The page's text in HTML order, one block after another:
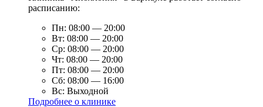
расписанию:
Пн: 08:00 — 20:00
Вт: 08:00 — 20:00
Ср: 08:00 — 20:00
Чт: 08:00 — 20:00
Пт: 08:00 — 20:00
Сб: 08:00 — 16:00
Вс: Выходной
Подробнее о клинике